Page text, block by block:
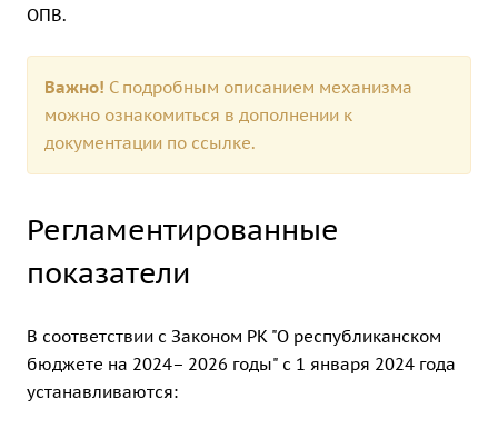
ОПВ.
Важно! С подробным описанием механизма
можно ознакомиться в дополнении к
документации по ссылке.
Регламентированные
показатели
В соответствии с Законом РК "О республиканском
бюджете на 2024– 2026 годы" с 1 января 2024 года
устанавливаются: